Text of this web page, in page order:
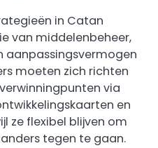
in Catan
van middelenbeheer,
aanpassingsvermogen
moeten zich richten
via
en
ze flexibel blijven om
tegen te gaan.